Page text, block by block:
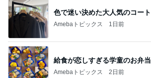
色で迷い決めた大人気のコート
Amebaトピックス 1日前
給食が恋しすぎる学童のお弁当
Amebaトピックス 2日前